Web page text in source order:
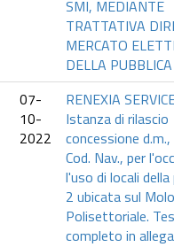
SMI, MEDIANTE
TRATTATIVA
MERCATO
DELLA
07-
10-
2022
RENEXIA
Istanza di rilascio
concessione
Cod. Nav., per
l'uso di locali
2 ubicata sul Molo
Polisettoriale.
completo in